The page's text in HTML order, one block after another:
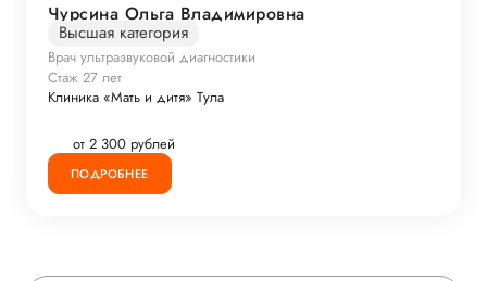
Чурсина Ольга Владимировна
Высшая категория
Врач ультразвуковой диагностики
Стаж 27 лет
Клиника «Мать и дитя» Тула
от 2 300 рублей
ПОДРОБНЕЕ